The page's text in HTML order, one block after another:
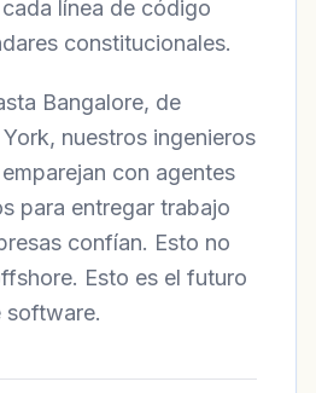
línea de código
constitucionales.
Bangalore, de
nuestros ingenieros
con agentes
para entregar trabajo
confían. Esto no
Esto es el futuro
software.